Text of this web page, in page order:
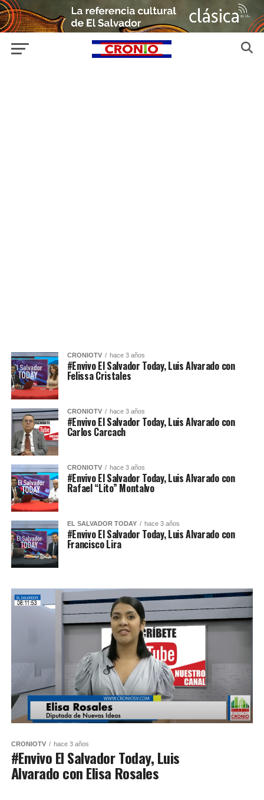
CRONIOTV hace 3 años
#Envivo El Salvador Today, Luis Alvarado con
Felissa Cristales
CRONIOTV hace 3 años
#Envivo El Salvador Today, Luis Alvarado con
Carlos Carcach
CRONIOTV hace 3 años
#Envivo El Salvador Today, Luis Alvarado con
Rafael “Lito” Montalvo
EL SALVADOR TODAY hace 3 años
#Envivo El Salvador Today, Luis Alvarado con
Francisco Lira
CRONIOTV hace 3 años
#Envivo El Salvador Today, Luis
Alvarado con Elisa Rosales